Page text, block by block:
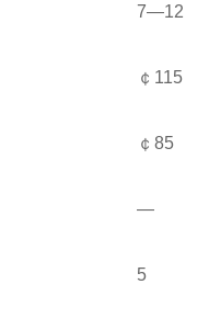
7—12
￠115
￠85
—
5